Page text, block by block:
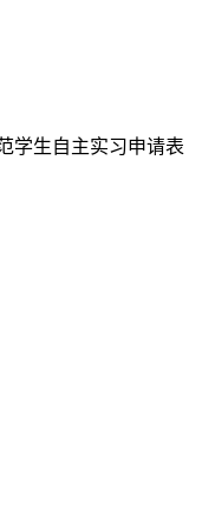
学生自主实习申请表